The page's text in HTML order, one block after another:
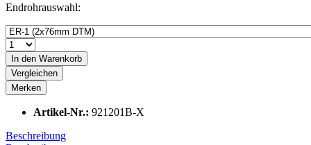
Endrohrauswahl:
In den Warenkorb
Vergleichen
Merken
Artikel-Nr.: 921201B-X
Beschreibung